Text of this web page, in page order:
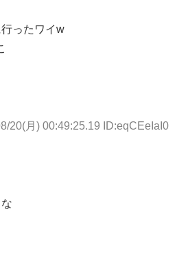
ったワイw
20(月) 00:49:25.19 ID:eqCEeIaI0